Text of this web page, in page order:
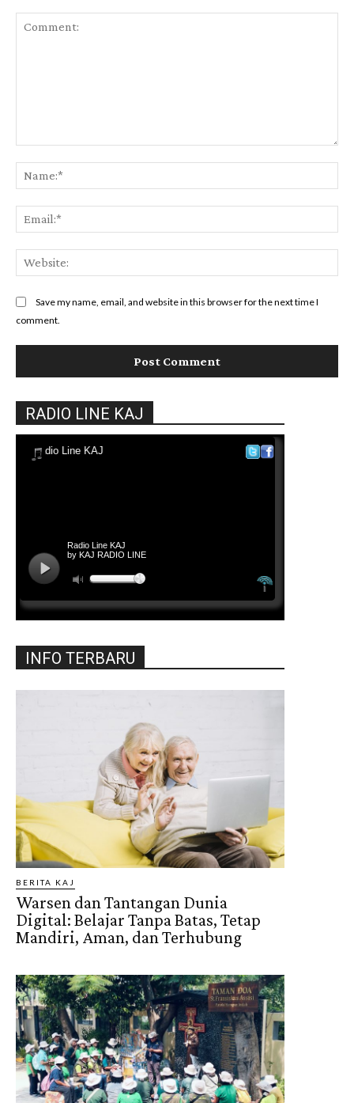
Save my name, email, and website in this browser for the next time I
comment.
RADIO LINE KAJ
INFO TERBARU
BERITA KAJ
Warsen dan Tantangan Dunia
Digital: Belajar Tanpa Batas, Tetap
Mandiri, Aman, dan Terhubung